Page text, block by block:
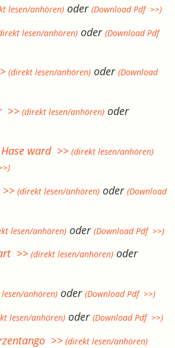
lesen/anhören) oder(Download Pdf >>)
lesen/anhören) oder(Download Pdf
(direkt lesen/anhören) oder(Download
>> (direkt lesen/anhören) oder
ward >> (direkt lesen/anhören)
(direkt lesen/anhören) oder(Download
lesen/anhören) oder(Download Pdf >>)
>> (direkt lesen/anhören) oder
anhören) oder(Download Pdf >>)
lesen/anhören) oder(Download Pdf >>)
>> (direkt lesen/anhören)